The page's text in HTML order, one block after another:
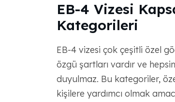
EB-4 Vizesi
Kategorileri
EB-4 vizesi çok çeşitli özel
özgü şartları vardır ve
duyulmaz. Bu kategoriler,
kişilere yardımcı olmak